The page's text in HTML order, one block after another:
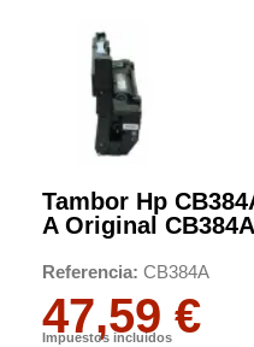
Tambor Hp
A Original CB384A
Referencia CB384A
47,59 €
Impuestos incluidos